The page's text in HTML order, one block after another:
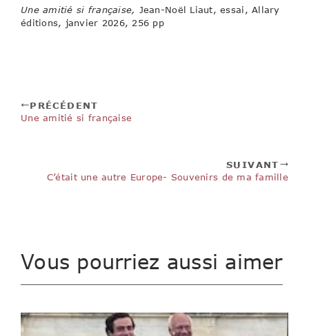
Une amitié si française, Jean-Noël Liaut, essai, Allary
éditions, janvier 2026, 256 pp
PRÉCÉDENT
Une amitié si française
SUIVANT
C’était une autre Europe- Souvenirs de ma famille
Vous pourriez aussi aimer